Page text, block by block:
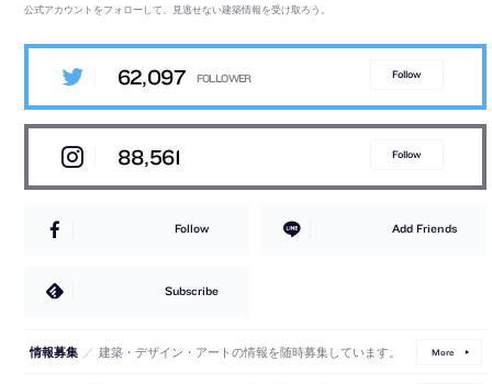
公式アカウントをフォローして、見逃せない建築情報を受け取ろう。
62,097 Follow
88,561 Follow
Follow Add Friends
Subscribe
情報募集 ／ 建築・デザイン・アートの情報を随時募集しています。 More